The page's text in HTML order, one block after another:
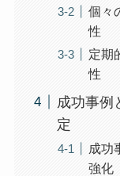
個々
性
定期
性
成功事例
定
成功
強化